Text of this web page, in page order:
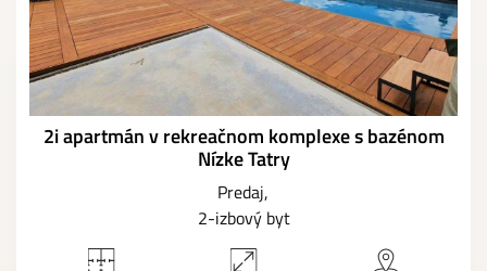
2i apartmán v rekreačnom komplexe s bazénom
Nízke Tatry
Predaj
2-izbový byt